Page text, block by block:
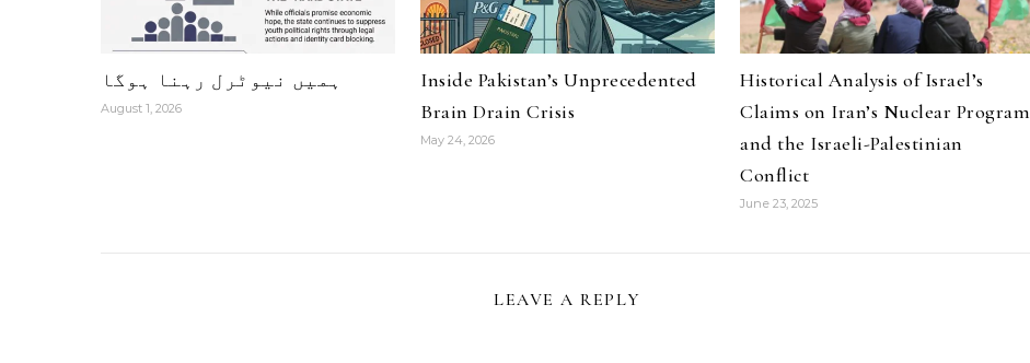
ہمیں نیوٹرل رہنا ہوگا
August 1, 2026
Inside Pakistan’s Unprecedented
Brain Drain Crisis
May 24, 2026
Historical Analysis of Israel’s
Claims on Iran’s Nuclear Program
and the Israeli-Palestinian
Conflict
June 23, 2025
LEAVE A REPLY